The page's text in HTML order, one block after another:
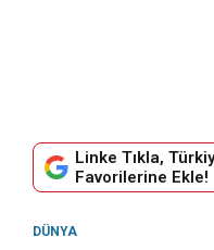
Linke Tıkla,
Favorilerine Ekle!
DÜNYA